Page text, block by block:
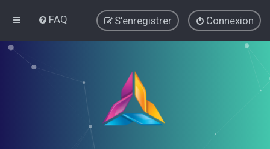
FAQ Connexion
S’enregistrer